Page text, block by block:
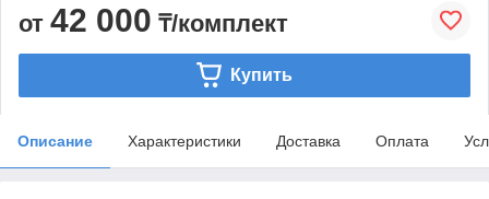
от 42 000 ₸/комплект
Купить
Описание Характеристики Доставка Оплата